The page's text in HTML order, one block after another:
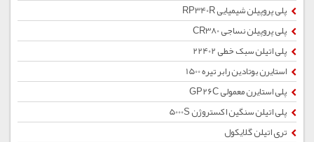
پلی پروپیلن شیمیایی RP340R
پلی پروپیلن نساجی CR380
پلی اتیلن سبک خطی 22402
استایرن بوتادین رابر تیره 1500
پلی استایرن معمولی GP26C
پلی اتیلن سنگین اکستروژن 5000S
تری اتیلن گلایکول